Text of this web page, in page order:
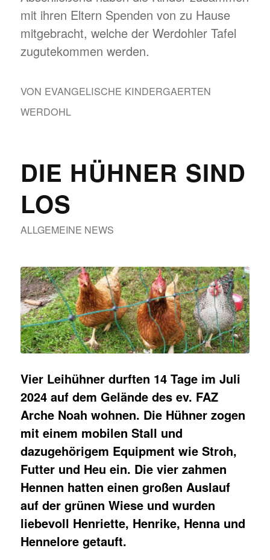
mit ihren Eltern Spenden von zu Hause
mitgebracht, welche der Werdohler Tafel
zugutekommen werden.
VON EVANGELISCHE KINDERGAERTEN
WERDOHL
DIE HÜHNER SIND
LOS
ALLGEMEINE NEWS
Vier Leihühner durften 14 Tage im Juli
2024 auf dem Gelände des ev. FAZ
Arche Noah wohnen. Die Hühner zogen
mit einem mobilen Stall und
dazugehörigem Equipment wie Stroh,
Futter und Heu ein. Die vier zahmen
Hennen hatten einen großen Auslauf
auf der grünen Wiese und wurden
liebevoll Henriette, Henrike, Henna und
Hennelore getauft.